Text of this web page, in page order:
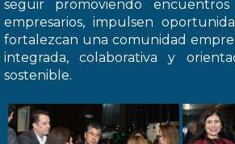
seguir promoviendo
empresarios, impulsen
fortalezcan una comunidad
integrada, colaborativa y
sostenible.